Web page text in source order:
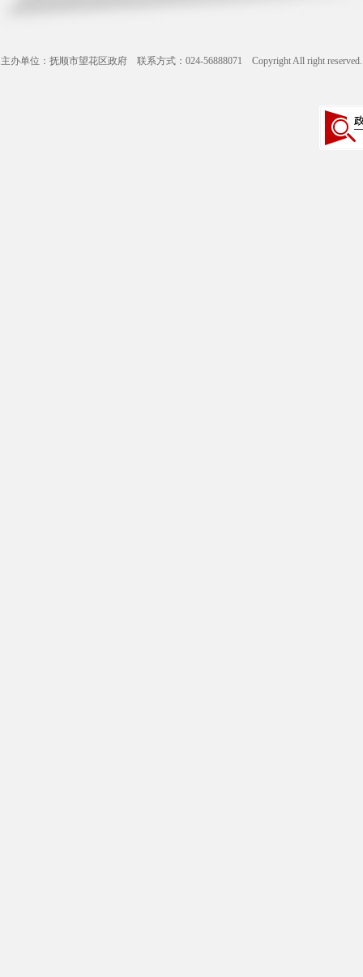
主办单位：抚顺市望花区政府 联系方式：024-56888071 Copyright All right